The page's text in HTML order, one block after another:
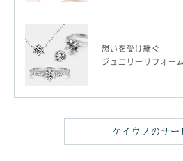
想いを受け継ぐ
ジュエリーリフォーム
ケイウノのサー